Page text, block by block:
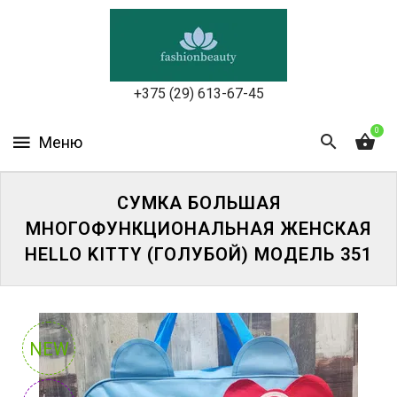
+375 (29) 613-67-45
0
УХОД
ДЛЯ
БЬЮТИ-
БОКСЫ
АКСЕССУАРЫ
СУМКА БОЛЬШАЯ
МНОГОФУНКЦИОНАЛЬНАЯ ЖЕНСКАЯ
HELLO KITTY (ГОЛУБОЙ) МОДЕЛЬ 351
NEW